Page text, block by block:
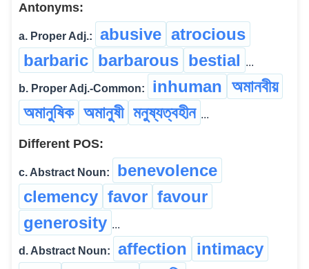
Antonyms:
a. Proper Adj.: abusive atrocious
barbaric barbarous bestial ...
b. Proper Adj.-Common: inhuman অমানবীয়
অমানুষিক অমানুষী মনুষ্যত্বহীন ...
Different POS:
c. Abstract Noun:
benevolence
clemency favor favour
generosity ...
d. Abstract Noun: affection intimacy